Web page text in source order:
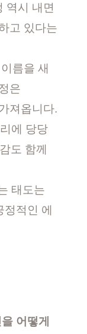
역시 내면
고 있다는
름을 새
은
져옵니다.
에 당당
도 함께
태도는
적인 에
어떻게